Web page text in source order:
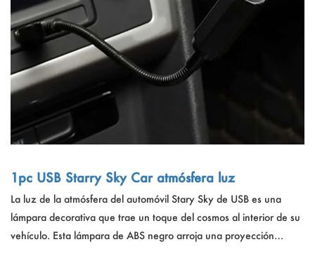
1pc USB Starry Sky Car atmósfera luz
La luz de la atmósfera del automóvil Stary Sky de USB es una
lámpara decorativa que trae un toque del cosmos al interior de su
vehículo. Esta lámpara de ABS negro arroja una proyección